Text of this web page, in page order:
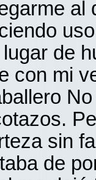
al
de
con mi
sin
de